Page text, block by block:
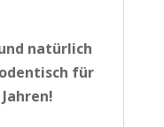
natürlich
für